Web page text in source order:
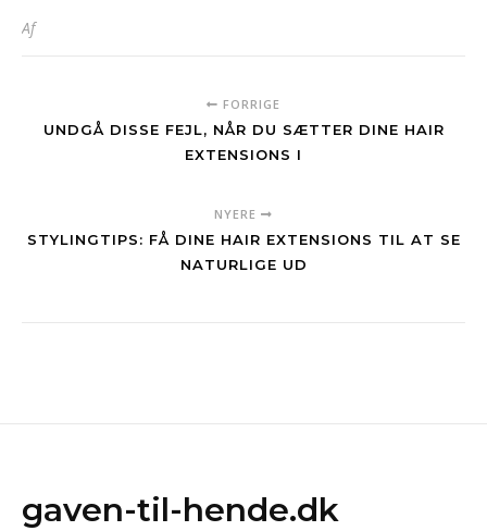
Af
FORRIGE
UNDGÅ DISSE FEJL, NÅR DU SÆTTER DINE HAIR
EXTENSIONS I
NYERE
STYLINGTIPS: FÅ DINE HAIR EXTENSIONS TIL AT SE
NATURLIGE UD
gaven-til-hende.dk